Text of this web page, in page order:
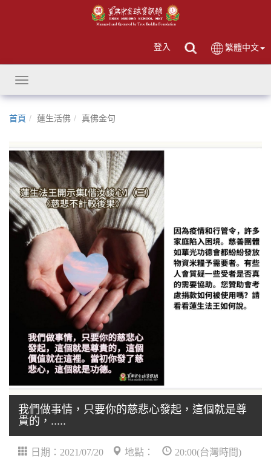
登入 繁體中文
Toggle
navigation
首頁 蓮生活佛 真佛金句
我們做事情，只要你的慈悲心發起，這個就是尊
貴的，.....
日期：2021/07/20 地點： 20:00(台灣時間)